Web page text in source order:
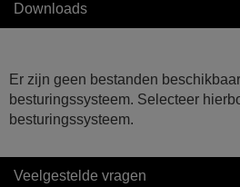
Downloads
Er zijn geen bestanden
besturingssysteem. Selecteer
besturingssysteem.
Veelgestelde vragen